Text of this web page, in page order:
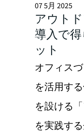
07 5月 2025
アウト
導入で
ット
オフィス
を活用す
を設ける
を実践す